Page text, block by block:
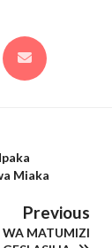
Miaka
Previous
WA MATUMIZI